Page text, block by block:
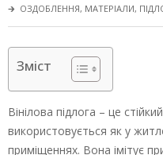
🡲 ОЗДОБЛЕННЯ, МАТЕРІАЛИ,
Зміст
Вінілова підлога – це
використовується як у
приміщеннях. Вона імітує